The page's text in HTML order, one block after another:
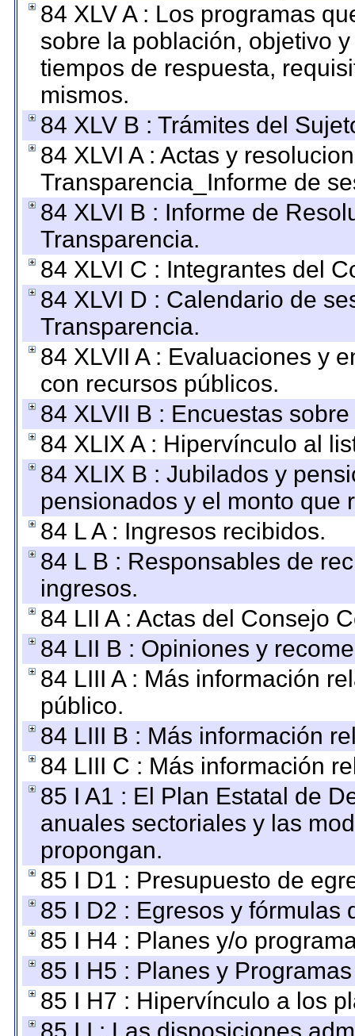
84 XLV A : Los programas
sobre la población, objetivo
tiempos de respuesta,
mismos.
84 XLV B : Trámites del
84 XLVI A : Actas y
Transparencia_Informe de
84 XLVI B : Informe de
Transparencia.
84 XLVI C : Integrantes del
84 XLVI D : Calendario de
Transparencia.
84 XLVII A : Evaluaciones y
con recursos públicos.
84 XLVII B : Encuestas
84 XLIX A : Hipervínculo al
84 XLIX B : Jubilados y
pensionados y el monto que
84 L A : Ingresos recibidos.
84 L B : Responsables de
ingresos.
84 LII A : Actas del Consejo
84 LII B : Opiniones y
84 LIII A : Más información
público.
84 LIII B : Más información
84 LIII C : Más información
85 I A1 : El Plan Estatal de
anuales sectoriales y las
propongan.
85 I D1 : Presupuesto de
85 I D2 : Egresos y fórmulas
85 I H4 : Planes y/o
85 I H5 : Planes y
85 I H7 : Hipervínculo a los